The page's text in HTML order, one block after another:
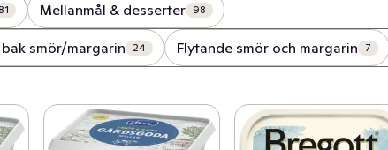
Mellanmål & desserter 98
smör/margarin 24 Flytande smör och margarin 7